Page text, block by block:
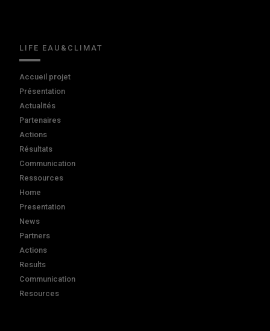
LIFE EAU&CLIMAT
Accueil projet
Présentation
Actualités
Partenaires
Actions
Résultats
Communication
Ressources
Home
Presentation
News
Partners
Actions
Results
Communication
Resources